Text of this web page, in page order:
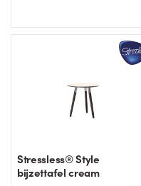
Stressless® Style
bijzettafel cream